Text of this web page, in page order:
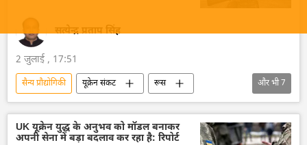
सत्येन्द्र प्रताप सिंह
2 जुलाई , 17:51
सैन्य प्रौद्योगिकी यूक्रेन संकट
रूस
रूसी सेना
यूक्रेन सशस्त्र बल
डोनेट्स्क पीपुल्स रिपब्लिक
रूसी सैन्य तकनीक
और भी7
UK यूक्रेन युद्ध के अनुभव को मॉडल बनाकर
अपनी सेना में बड़ा बदलाव कर रहा है: रिपोर्ट